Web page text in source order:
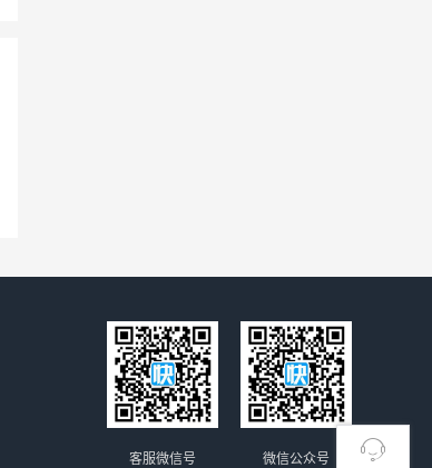
微信公众号
客服微信号